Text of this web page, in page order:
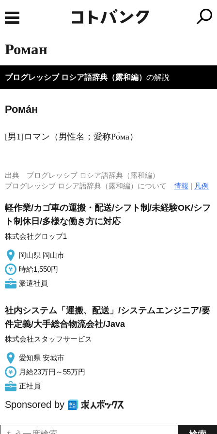
Роман
プログレッシブ ロシア語辞典（露和編） の解説
Рома́н
[男1]ロマン（男性名；愛称Ро́ма）
出典 プログレッシブ ロシア語辞典（露和編）
プログレッシブ ロシア語辞典（露和編）について情報 | 凡例
軽作業/カゴ車の運搬・配送/シフト制/未経験OK/シフ
ト制休日/多様な働き方に対応
株式会社グロップ1
岡山県 岡山市
時給1,550円
派遣社員
社内システム「運搬、配送」/システムエンジニア/要
件定義/大手総合物流会社/Java
株式会社スタッフサービス
愛知県 安城市
月給23万円～55万円
正社員
Sponsored by